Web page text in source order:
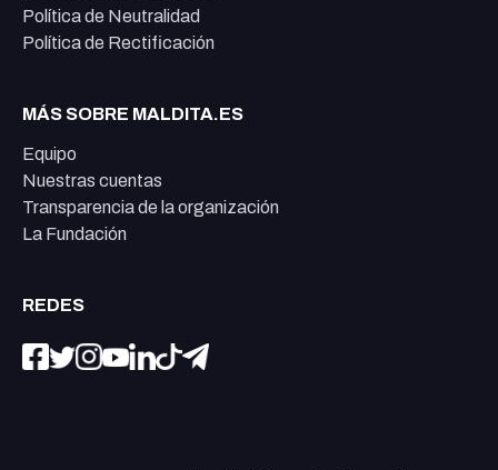
Política de Neutralidad
Política de Rectificación
MÁS SOBRE MALDITA.ES
Equipo
Nuestras cuentas
Transparencia de la organización
La Fundación
REDES